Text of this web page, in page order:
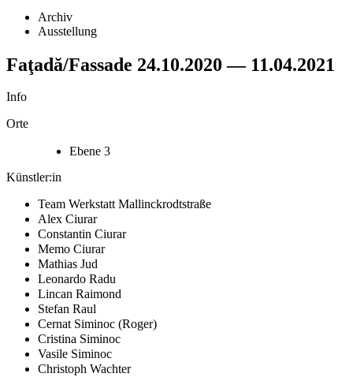
Archiv
Ausstellung
Faţadă/Fassade 24.10.2020 — 11.04.2021
Info
Orte
Ebene 3
Künstler:in
Team Werkstatt Mallinckrodtstraße
Alex Ciurar
Constantin Ciurar
Memo Ciurar
Mathias Jud
Leonardo Radu
Lincan Raimond
Stefan Raul
Cernat Siminoc (Roger)
Cristina Siminoc
Vasile Siminoc
Christoph Wachter